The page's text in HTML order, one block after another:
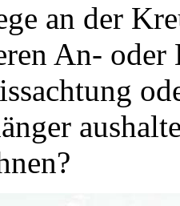
an der
An-